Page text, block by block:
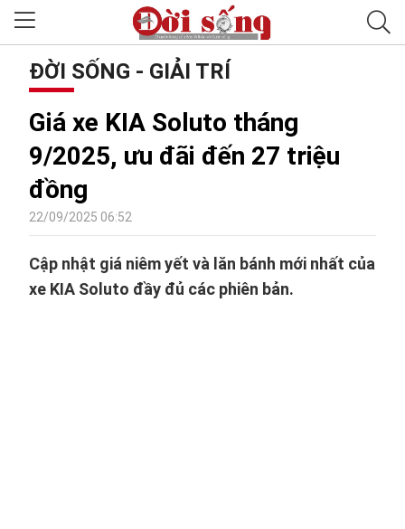
ĐỜI SỐNG - GIẢI TRÍ
Giá xe KIA Soluto tháng
9/2025, ưu đãi đến 27 triệu
đồng
22/09/2025 06:52
Cập nhật giá niêm yết và lăn bánh mới nhất của
xe KIA Soluto đầy đủ các phiên bản.